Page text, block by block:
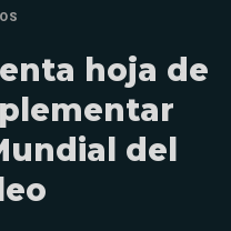
hoja de
del